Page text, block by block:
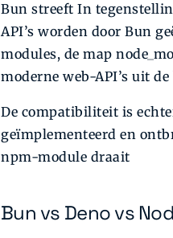
Bun streeft In
API’s worden door Bun
modules, de map
moderne web-API’s uit
De compatibiliteit is
geïmplementeerd en
npm-module draait
Bun vs Deno vs